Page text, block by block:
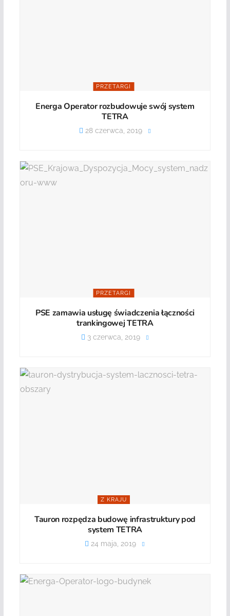
PRZETARGI
Energa Operator rozbudowuje swój system
TETRA
28 czerwca, 2019
PRZETARGI
PSE zamawia usługę świadczenia łączności
trankingowej TETRA
3 czerwca, 2019
Z KRAJU
Tauron rozpędza budowę infrastruktury pod
system TETRA
24 maja, 2019